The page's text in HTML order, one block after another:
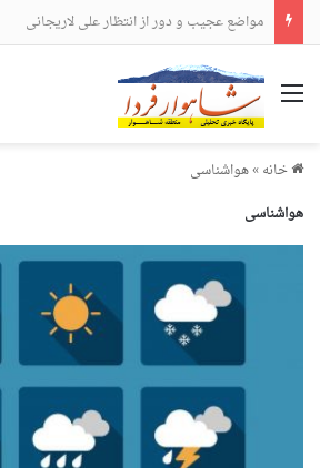
مواضع عجیب و دور از انتظار علی لاریجانی
منو
خانه»هواشناسی
هواشناسی